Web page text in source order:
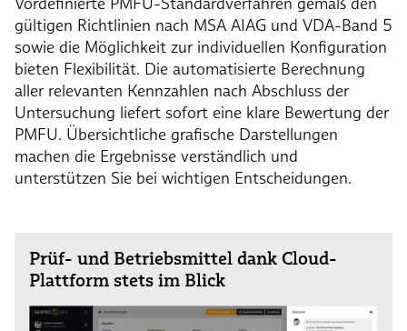
gültigen Richtlinien nach MSA AIAG und VDA-Band 5
sowie die Möglichkeit zur individuellen Konfiguration
bieten Flexibilität. Die automatisierte Berechnung
aller relevanten Kennzahlen nach Abschluss der
Untersuchung liefert sofort eine klare Bewertung der
PMFU. Übersichtliche grafische Darstellungen
machen die Ergebnisse verständlich und
unterstützen Sie bei wichtigen Entscheidungen.
Prüf- und Betriebsmittel dank Cloud-
Plattform stets im Blick